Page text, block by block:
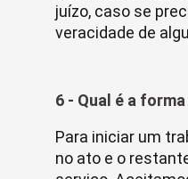
juízo, caso se
veracidade de
6 - Qual é a
Para iniciar um
no ato e o